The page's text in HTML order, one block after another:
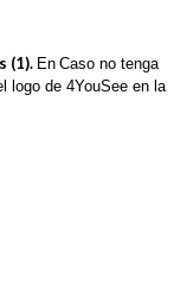
(1). En Caso no tenga
logo de 4YouSee en la